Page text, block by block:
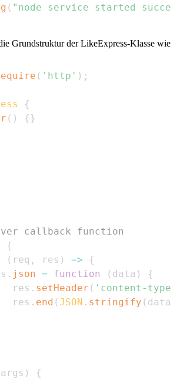
( "node service started
Grundstruktur der LikeExpress-Klasse wie
( 'http' ) ;
{
( ) { }
callback function
{
( req , res ) =>
{
. json = function ( data )
{
res
. setHeader ( 'content-type'
res
. end (JSON . stringify ( data
args )
{